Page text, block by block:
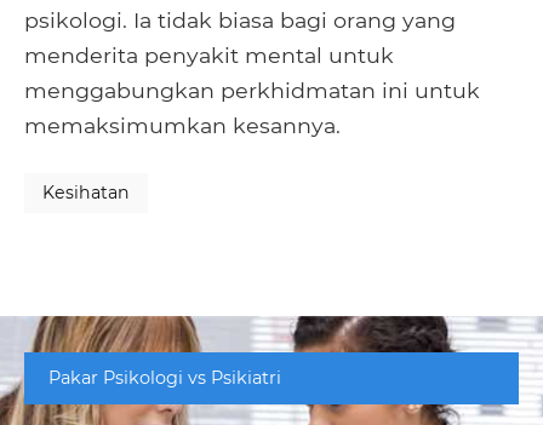
psikologi. Ia tidak biasa bagi orang yang
menderita penyakit mental untuk
menggabungkan perkhidmatan ini untuk
memaksimumkan kesannya.
Kesihatan
Pakar Psikologi vs Psikiatri